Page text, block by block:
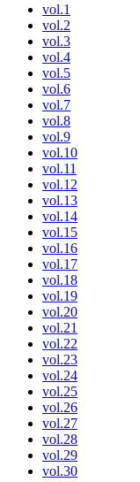
vol.1
vol.2
vol.3
vol.4
vol.5
vol.6
vol.7
vol.8
vol.9
vol.10
vol.11
vol.12
vol.13
vol.14
vol.15
vol.16
vol.17
vol.18
vol.19
vol.20
vol.21
vol.22
vol.23
vol.24
vol.25
vol.26
vol.27
vol.28
vol.29
vol.30